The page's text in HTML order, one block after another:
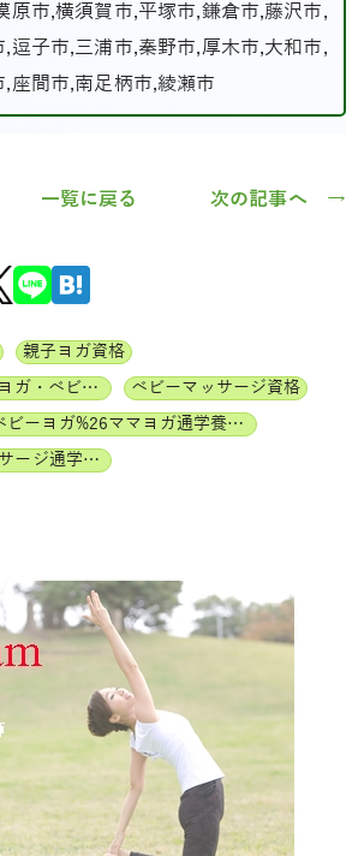
原市,横須賀市,平塚市,鎌倉市,藤沢市,
逗子市,三浦市,秦野市,厚木市,大和市,
座間市,南足柄市,綾瀬市
一覧に戻る 次の記事へ →
親子ヨガ資格
ベビーヨガ%26ママヨガ・ベビーチャクラマッサージ通信講座
ベビーマッサージ資格
ベビーヨガ%26ママヨガ通学養成講座
ベビーチャクラマッサージ通学養成講座